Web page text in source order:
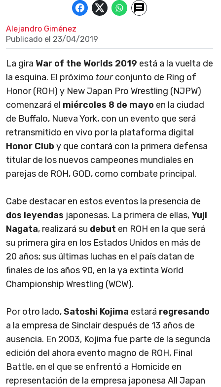
Alejandro Giménez
Publicado el 23/04/2019
La gira War of the Worlds 2019 está a la vuelta de
la esquina. El próximo tourconjunto de Ring of
Honor (ROH) y New Japan Pro Wrestling (NJPW)
comenzará el miércoles 8 de mayo en la ciudad
de Buffalo, Nueva York, con un evento que será
retransmitido en vivo por la plataforma digital
Honor Club y que contará con la primera defensa
titular de los nuevos campeones mundiales en
parejas de ROH, GOD, como combate principal.
Cabe destacar en estos eventos la presencia de
dos leyendas japonesas. La primera de ellas,Yuji
Nagata, realizará su debut en ROH en la que será
su primera gira en los Estados Unidos en más de
20 años; sus últimas luchas en el país datan de
finales de los años 90, en la ya extinta World
Championship Wrestling (WCW).
Por otro lado,Satoshi Kojima estará regresando
a la empresa de Sinclair después de 13 años de
ausencia. En 2003, Kojima fue parte de la segunda
edición del ahora evento magno de ROH, Final
Battle, en el que se enfrentó a Homicide en
representación de la empresa japonesa All Japan